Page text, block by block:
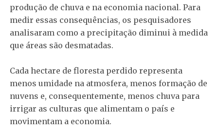
produção de chuva e na economia nacional. Para
medir essas consequências, os pesquisadores
analisaram como a precipitação diminui à medida
que áreas são desmatadas.
Cada hectare de floresta perdido representa
menos umidade na atmosfera, menos formação de
nuvens e, consequentemente, menos chuva para
irrigar as culturas que alimentam o país e
movimentam a economia.